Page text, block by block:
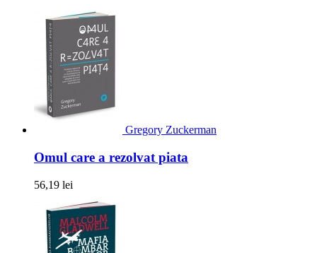
Gregory Zuckerman
Omul care a rezolvat piata
56,19 lei